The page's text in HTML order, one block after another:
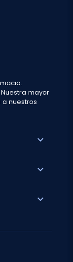
mayor
nuestros
expand_more
expand_more
expand_more